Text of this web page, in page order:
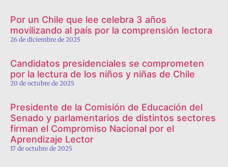
Por un Chile que lee celebra 3 años
movilizando al país por la comprensión lectora
26 de diciembre de 2025
Candidatos presidenciales se comprometen
por la lectura de los niños y niñas de Chile
20 de octubre de 2025
Presidente de la Comisión de Educación del
Senado y parlamentarios de distintos sectores
firman el Compromiso Nacional por el
Aprendizaje Lector
17 de octubre de 2025